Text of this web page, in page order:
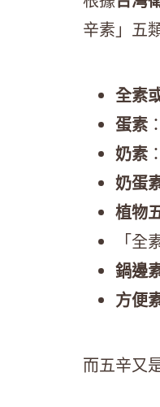
辛素」五
全素
蛋素
奶素
奶蛋
植物
「
鍋邊
方便
而五辛又